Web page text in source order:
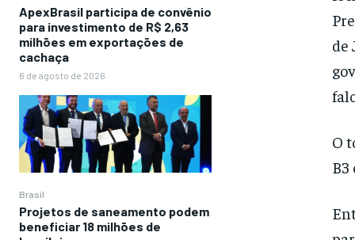
ApexBrasil participa de convênio
para investimento de R$ 2,63
milhões em exportações de
cachaça
6 de agosto de 2026
Brasil
Projetos de saneamento podem
beneficiar 18 milhões de
de
O
B3